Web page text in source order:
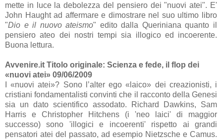
mette in luce la debolezza del pensiero dei "nuovi atei". E'
John Haught ad affermare e dimostrare nel suo ultimo libro
"Dio e il nuovo ateismo" edito dalla Queriniana quanto il
pensiero ateo dei nostri tempi sia illogico ed incoerente.
Buona lettura.
Avvenire.it Titolo originale: Scienza e fede, il flop dei
«nuovi atei» 09/06/2009
I «nuovi atei»? Sono l’alter ego «laico» dei creazionisti, i
cristiani fondamentalisti convinti che il racconto della Genesi
sia un dato scientifico assodato. Richard Dawkins, Sam
Harris e Christopher Hitchens (i 'neo laici' di maggior
successo) sono 'illogici e incoerenti' rispetto ai grandi
pensatori atei del passato, ad esempio Nietzsche e Camus.